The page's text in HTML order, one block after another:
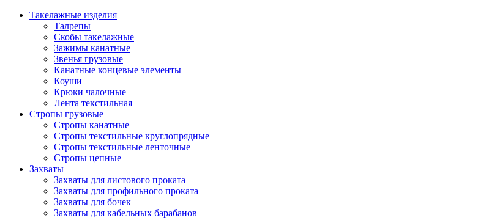
Такелажные изделия
Талрепы
Скобы такелажные
Зажимы канатные
Звенья грузовые
Канатные концевые элементы
Коуши
Крюки чалочные
Лента текстильная
Стропы грузовые
Стропы канатные
Стропы текстильные круглопрядные
Стропы текстильные ленточные
Стропы цепные
Захваты
Захваты для листового проката
Захваты для профильного проката
Захваты для бочек
Захваты для кабельных барабанов